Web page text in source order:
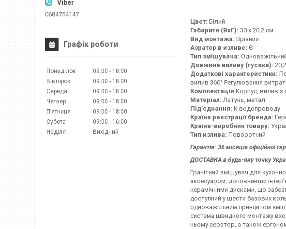
Цвет: Білий
Габарити (ВхГ): 30 х 20,2 см
Вид монтажа: Врізний
Аэратор в изливе: Є
Тип змішувача:
Довжина виливу (гусака):
Додаткові характеристики:
вилив 360° Регулювання
Комплектація Корпус, вилив з
Матеріал: Латунь, метал
Під'єднання: К водопроводу
Країна реєстрації бренда:
Країна-виробник товару:
Тип излива: Поворотний
Гарантія: 36 місяців офіційної
ДОСТАВКА в будь-яку точку
Гранітний змішувач для
аксесуаром, доповнивши
керамічними дисками, що
доступний у шести базових
одноважільним принципом
система швидкого монтажу
ньому аератор, а також
0684754147
Графік роботи
Понеділок 09:00
18:00
Вівторок
09:00
18:00
Середа
09:00
18:00
Четвер
09:00
18:00
Пʼятниця
09:00
18:00
Субота
09:00
16:00
Неділя
Вихідний